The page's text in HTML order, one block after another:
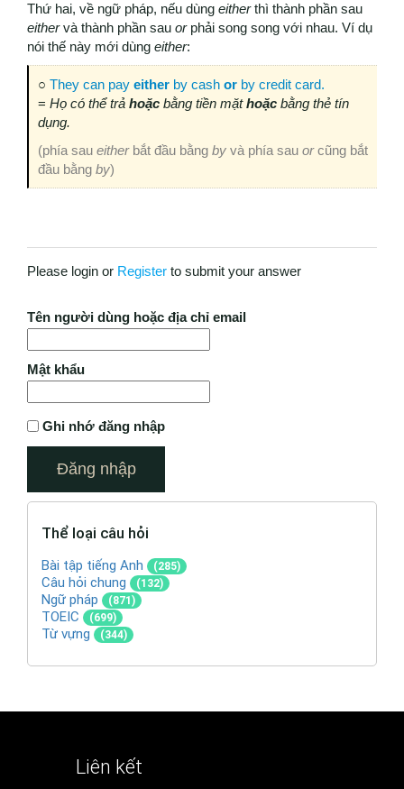
Thứ hai, về ngữ pháp, nếu dùng eitherthì thành phần sau
eithervà thành phần sau orphải song song với nhau. Ví dụ
nói thế này mới dùng either:
○ They can pay either by cash or by credit card.
= Họ có thể trả hoặc bằng tiền mặthoặc bằng thẻ tín
dụng.
(phía sau eitherbắt đầu bằng by và phía sau orcũng bắt
đầu bằng by)
Please login or Register to submit your answer
Tên người dùng hoặc địa chỉ email
Mật khẩu
Ghi nhớ đăng nhập
Thể loại câu hỏi
Bài tập tiếng Anh (285)
Câu hỏi chung (132)
Ngữ pháp (871)
TOEIC (699)
Từ vựng (344)
Liên kết